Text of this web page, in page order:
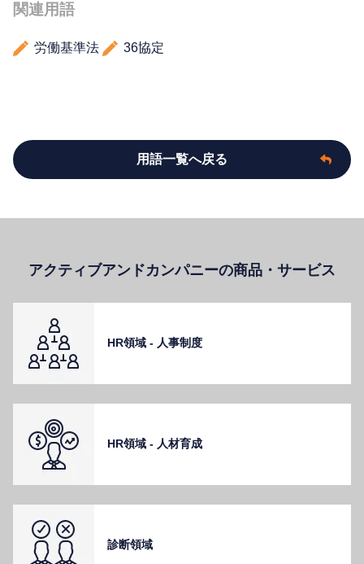
関連用語
労働基準法 36協定
用語一覧へ戻る
アクティブアンドカンパニーの商品・サービス
HR領域 - ⼈事制度
HR領域 - ⼈材育成
診断領域